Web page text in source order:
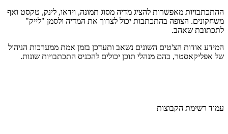
ההתכתבויות מאפשרות להציג מדיה מסוג תמונה, וידאו, לינק, טקסט ואף
משחקונים. הצופה בהתכתבות יכול לצרוך את המדיה ולסמן "לייק"
לתכתובת שאהב.
המידע אודות הצ'טים השונים נשאב ותעדכן בזמן אמת ממערכות הניהול
של אפליקאסטר, בהם מנהלי תוכן יכולים להכניס התכתבויות שונות.
עמוד רשימת הקבוצות